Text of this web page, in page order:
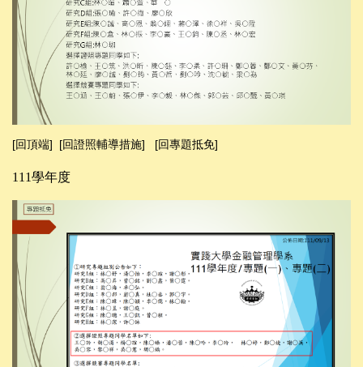
[回頂端] [回證照輔導措施] [回專題抵免]
111學年度